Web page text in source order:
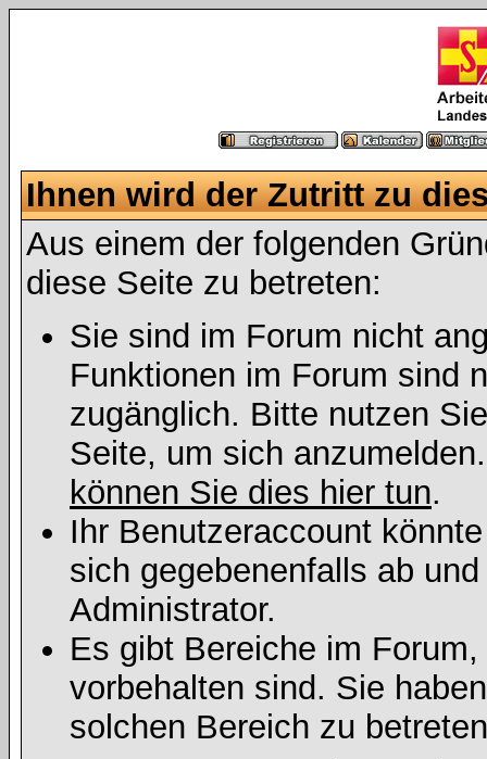
Ihnen wird der Zutritt zu
Aus einem der folgenden
diese Seite zu betreten:
Sie sind im Forum nicht
Funktionen im Forum sind
zugänglich. Bitte nutzen
Seite, um sich
können Sie dies hier tun.
Ihr Benutzeraccount
sich gegebenenfalls ab
Administrator.
Es gibt Bereiche im
vorbehalten sind. Sie
solchen Bereich zu